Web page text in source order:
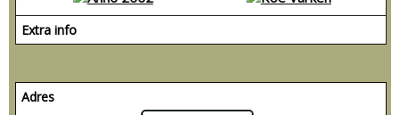
Extra info
Adres